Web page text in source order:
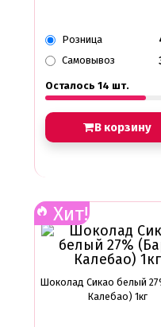
Розница
Самовывоз
Осталось 14 шт.
В корзину
Хит!
Шоколад Сикао белый
Калебао) 1кг